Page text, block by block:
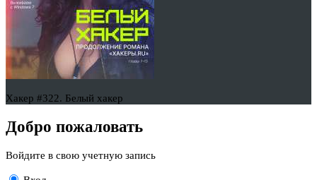
Хакер #322. Белый хакер
Добро пожаловать
Войдите в свою учетную запись